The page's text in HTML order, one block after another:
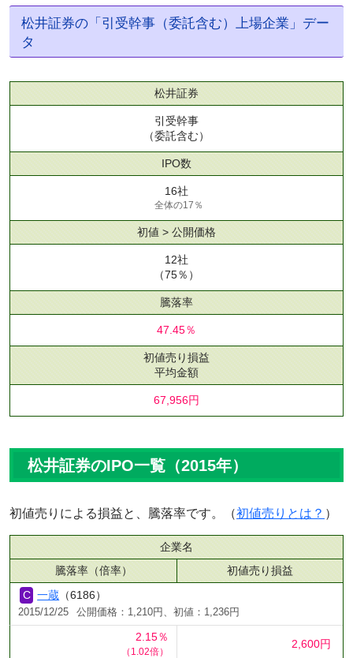
松井証券の「引受幹事（委託含む）上場企業」デー
タ
松井証券
引受幹事
（委託含む）
IPO数
16社
全体の17％
初値 > 公開価格
12社
（75％）
騰落率
47.45％
初値売り損益
平均金額
67,956円
松井証券のIPO一覧（2015年）
初値売りによる損益と、騰落率です。（初値売りとは？ ）
企業名
騰落率（倍率）
初値売り損益
一蔵 （6186）
2015/12/25 公開価格：1,210円、初値：1,236円
2.15％
（1.02倍）
2,600円